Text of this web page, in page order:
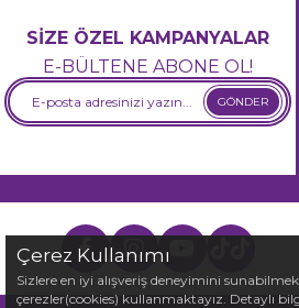
SİZE ÖZEL KAMPANYALAR
E-BÜLTENE ABONE OL!
GÖNDER
Çerez Kullanımı
Sizlere en iyi alışveriş deneyimini
çerezler(cookies) kullanmaktayız. Detaylı